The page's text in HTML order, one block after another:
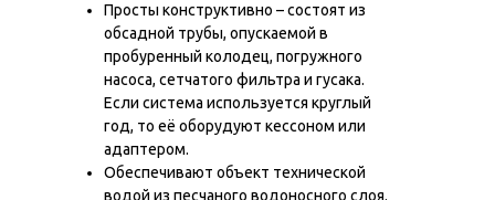
Просты конструктивно – состоят из
обсадной трубы, опускаемой в
пробуренный колодец, погружного
насоса, сетчатого фильтра и гусака.
Если система используется круглый
год, то её оборудуют кессоном или
адаптером.
Обеспечивают объект технической
водой из песчаного водоносного слоя.